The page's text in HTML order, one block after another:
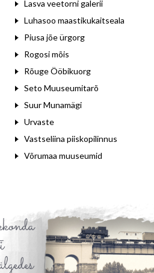
Lasva veetorni galerii
Luhasoo maastikukaitseala
Piusa jõe ürgorg
Rogosi mõis
Rõuge Ööbikuorg
Seto Muuseumitarõ
Suur Munamägi
Urvaste
Vastseliina piiskopilinnus
Võrumaa muuseumid